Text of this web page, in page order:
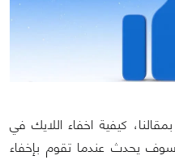
كيفية اخفاء اللايك في
يحدث عندما تقوم بإخفاء